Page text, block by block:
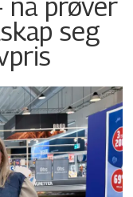
seg